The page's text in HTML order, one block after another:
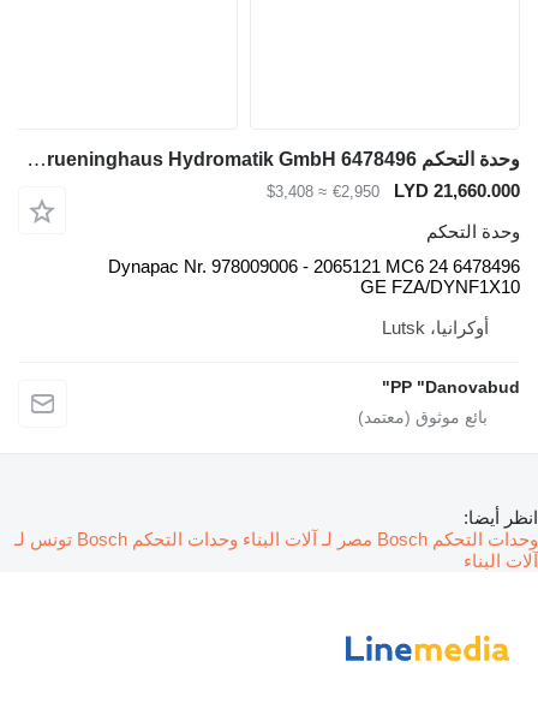
وحدة التحكم Bosch 2065121 Rexroth Brueninghaus Hydromatik GmbH 6478496 لـ ماكينة رصف الطريق Dynapac F12C
LYD 21,660.000
€2,950
≈ $3,408
وحدة التحكم
6478496 Dynapac Nr. 978009006 - 2065121 MC6 24
GE FZA/DYNF1X10
أوكرانيا، Lutsk
PP "Danovabud"
انظر أيضا:
وحدات التحكم Bosch مصر لـ آلات البناء
وحدات التحكم Bosch تونس لـ
آلات البناء